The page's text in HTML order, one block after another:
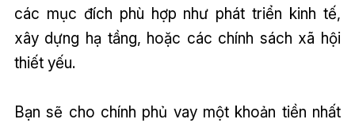
các mục đích phù hợp như phát triển kinh tế,
xây dựng hạ tầng, hoặc các chính sách xã hội
thiết yếu.
Bạn sẽ cho chính phủ vay một khoản tiền nhất